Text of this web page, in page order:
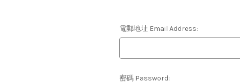
電郵地址 Email Address:
密碼 Password: